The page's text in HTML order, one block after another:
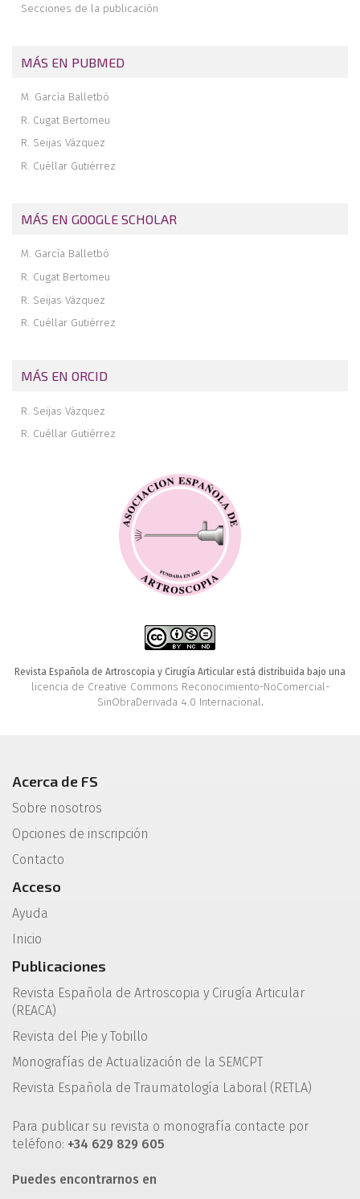
Secciones de la publicación
MÁS EN PUBMED
M. García Balletbó
R. Cugat Bertomeu
R. Seijas Vázquez
R. Cuéllar Gutiérrez
MÁS EN GOOGLE SCHOLAR
M. García Balletbó
R. Cugat Bertomeu
R. Seijas Vázquez
R. Cuéllar Gutiérrez
MÁS EN ORCID
R. Seijas Vázquez
R. Cuéllar Gutiérrez
Revista Española de Artroscopia y Cirugía Articular está distribuida bajo una
licencia de Creative Commons Reconocimiento-NoComercial-
SinObraDerivada 4.0 Internacional.
Acerca de FS
Sobre nosotros
Opciones de inscripción
Contacto
Acceso
Ayuda
Inicio
Publicaciones
Revista Española de Artroscopia y Cirugía Articular
(REACA)
Revista del Pie y Tobillo
Monografías de Actualización de la SEMCPT
Revista Española de Traumatología Laboral (RETLA)
Para publicar su revista o monografía contacte por
teléfono: +34 629 829 605
Puedes encontrarnos en